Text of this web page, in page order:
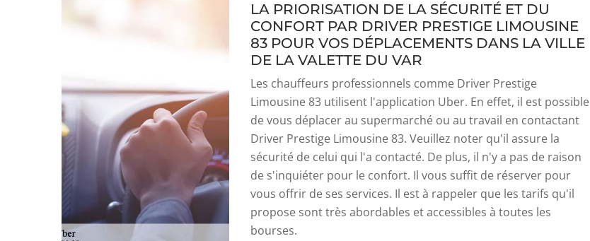
LA PRIORISATION DE LA SÉCURITÉ ET DU
CONFORT PAR DRIVER PRESTIGE LIMOUSINE
83 POUR VOS DÉPLACEMENTS DANS LA VILLE
DE LA VALETTE DU VAR
Les chauffeurs professionnels comme Driver Prestige
Limousine 83 utilisent l'application Uber. En effet, il est possible
de vous déplacer au supermarché ou au travail en contactant
Driver Prestige Limousine 83. Veuillez noter qu'il assure la
sécurité de celui qui l'a contacté. De plus, il n'y a pas de raison
de s'inquiéter pour le confort. Il vous suffit de réserver pour
vous offrir de ses services. Il est à rappeler que les tarifs qu'il
propose sont très abordables et accessibles à toutes les
bourses.